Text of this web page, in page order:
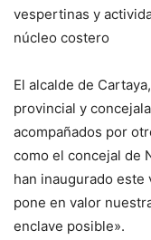
vespertinas y
núcleo costero
El alcalde de
provincial y
acompañados por
como el concejal de
han inaugurado
pone en valor
enclave posible».